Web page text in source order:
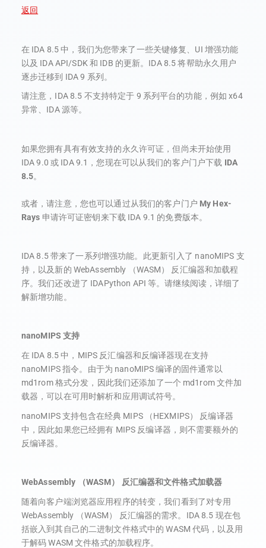
返回
在 IDA 8.5 中，我们为您带来了一些关键修复、UI 增强功能
以及 IDA API/SDK 和 IDB 的更新。IDA 8.5 将帮助永久用户
逐步迁移到 IDA 9 系列。
请注意，IDA 8.5 不支持特定于 9 系列平台的功能，例如 x64
异常、IDA 源等。
如果您拥有具有有效支持的永久许可证，但尚未开始使用
IDA 9.0 或 IDA 9.1，您现在可以从我们的客户门户下载 IDA
8.5。
或者，请注意，您也可以通过从我们的客户门户 My Hex-
Rays 申请许可证密钥来下载 IDA 9.1 的免费版本。
IDA 8.5 带来了一系列增强功能。此更新引入了 nanoMIPS 支
持，以及新的 WebAssembly （WASM） 反汇编器和加载程
序。我们还改进了 IDAPython API 等。请继续阅读，详细了
解新增功能。
nanoMIPS 支持
在 IDA 8.5 中，MIPS 反汇编器和反编译器现在支持
nanoMIPS 指令。由于为 nanoMIPS 编译的固件通常以
md1rom 格式分发，因此我们还添加了一个 md1rom 文件加
载器，可以在可用时解析和应用调试符号。
nanoMIPS 支持包含在经典 MIPS （HEXMIPS） 反编译器
中，因此如果您已经拥有 MIPS 反编译器，则不需要额外的
反编译器。
WebAssembly （WASM） 反汇编器和文件格式加载器
随着向客户端浏览器应用程序的转变，我们看到了对专用
WebAssembly （WASM） 反汇编器的需求。IDA 8.5 现在包
括嵌入到其自己的二进制文件格式中的 WASM 代码，以及用
于解码 WASM 文件格式的加载程序。